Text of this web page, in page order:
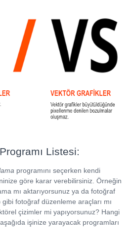
Listesi:
programını seçerken kendi
göre karar verebilirsiniz. Örneğin
mı aktarıyorsunuz ya da fotoğraf
fotoğraf düzenleme araçları mı
çizimler mi yapıyorsunuz? Hangi
işinize yarayacak programları